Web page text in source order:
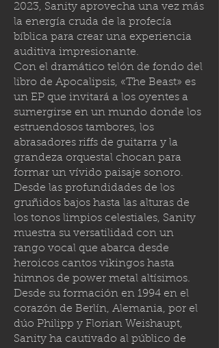
2023, Sanity aprovecha una vez más
la energía cruda de la profecía
bíblica para crear una experiencia
auditiva impresionante.
Con el dramático telón de fondo del
libro de Apocalipsis, «The Beast» es
un EP que invitará a los oyentes a
sumergirse en un mundo donde los
estruendosos tambores, los
abrasadores riffs de guitarra y la
grandeza orquestal chocan para
formar un vívido paisaje sonoro.
Desde las profundidades de los
gruñidos bajos hasta las alturas de
los tonos limpios celestiales, Sanity
muestra su versatilidad con un
rango vocal que abarca desde
heroicos cantos vikingos hasta
himnos de power metal altísimos.
Desde su formación en 1994 en el
corazón de Berlín, Alemania, por el
dúo Philipp y Florian Weishaupt,
Sanity ha cautivado al público de